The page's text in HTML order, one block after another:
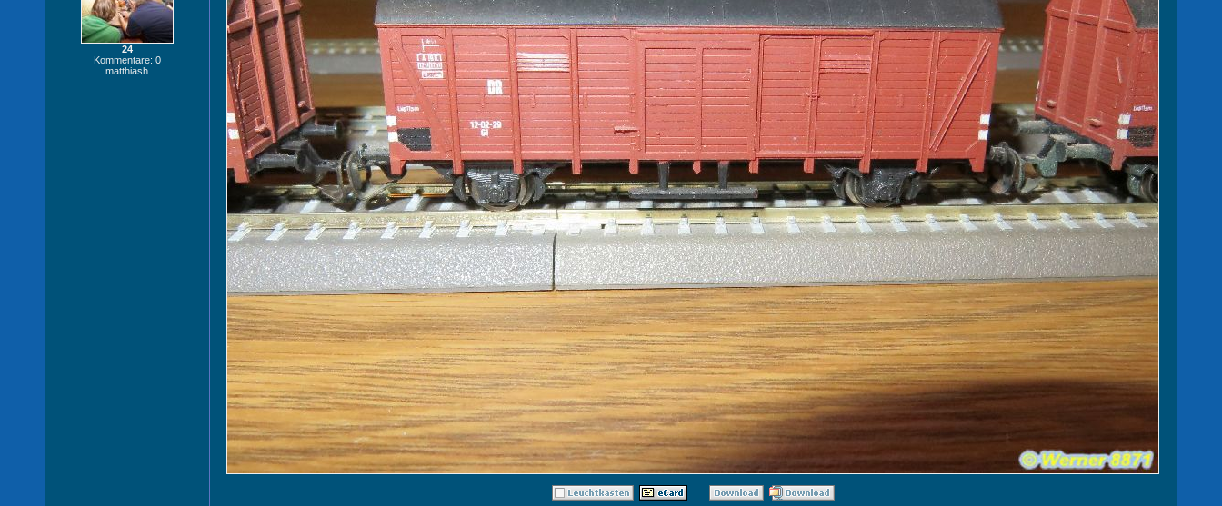
24
Kommentare: 0
matthiash